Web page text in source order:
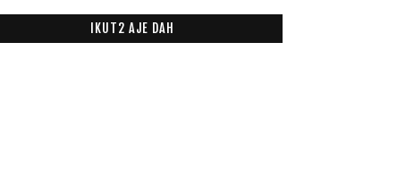
IKUT2 AJE DAH